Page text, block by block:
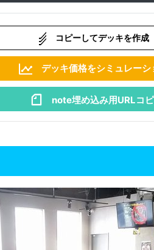
コピーしてデッキを作成
デッキ価格をシミュレーシ
note埋め込み用URLコ